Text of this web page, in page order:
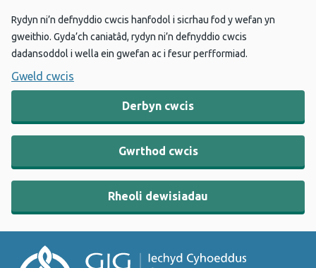
Rydyn ni’n defnyddio cwcis hanfodol i sicrhau fod y wefan yn
gweithio. Gyda’ch caniatâd, rydyn ni’n defnyddio cwcis
dadansoddol i wella ein gwefan ac i fesur perfformiad.
Gweld cwcis
Derbyn cwcis
Gwrthod cwcis
Rheoli dewisiadau